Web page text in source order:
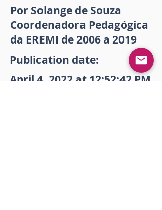
Por Solange de Souza
Coordenadora Pedagógica
da EREMI de 2006 a 2019
Publication date:
April 4, 2022 at 12:52:42 PM